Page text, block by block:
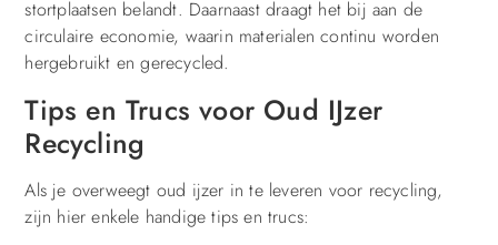
stortplaatsen belandt. Daarnaast draagt het bij aan de
circulaire economie, waarin materialen continu worden
hergebruikt en gerecycled.
Tips en Trucs voor Oud IJzer
Recycling
Als je overweegt oud ijzer in te leveren voor recycling,
zijn hier enkele handige tips en trucs: